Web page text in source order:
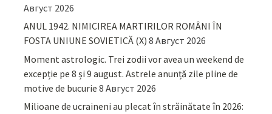
Август 2026
ANUL 1942. NIMICIREA MARTIRILOR ROMÂNI ÎN
FOSTA UNIUNE SOVIETICĂ (X) 8 Август 2026
Moment astrologic. Trei zodii vor avea un weekend de
excepție pe 8 și 9 august. Astrele anunță zile pline de
motive de bucurie 8 Август 2026
Milioane de ucraineni au plecat în străinătate în 2026: